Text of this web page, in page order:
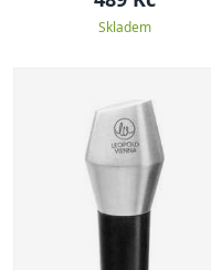
Skladem